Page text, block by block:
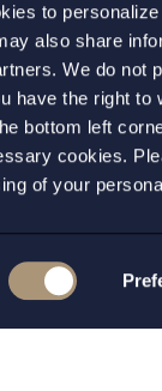
to
also share
We do not
have the right
bottom left
cookies.
of your
för klienten: